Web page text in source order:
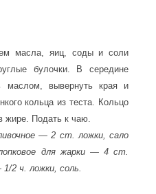
масла, яиц, соды и соли
булочки. В середине
маслом, вывернуть края и
кольца из теста. Кольцо
жире. Подать к чаю.
— 2 ст. ложки, сало
для жарки — 4 ст.
2 ч. ложки, соль.